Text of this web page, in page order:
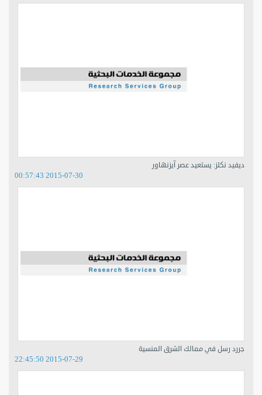
ديفيد نكلز: يستعيد عصر آيزنهاور
2015-07-30 00:57:43
جررد رسل في ممالك الشرق المنسية
2015-07-29 22:45:50